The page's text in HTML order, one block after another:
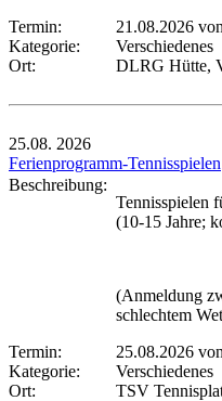
Termin:
21.08.2026
Kategorie:
Verschiedenes
Ort:
DLRG Hütte,
25.08. 2026
Ferienprogramm-Tennisspielen
Beschreibung:
Tennisspielen
(10-15 Jahre;
(Anmeldung
schlechtem
Termin:
25.08.2026
Kategorie:
Verschiedenes
Ort:
TSV